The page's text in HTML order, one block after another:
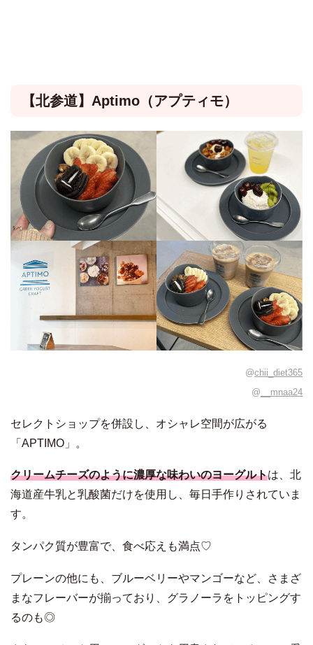
【北参道】Aptimo（アプティモ）
@chii_diet365
@ __mnaa24
セレクトショップを併設し、オシャレ空間が広がる
「APTIMO」。
クリームチーズのように濃厚な味わいのヨーグルトは、北
海道産牛乳と乳酸菌だけを使用し、毎日手作りされていま
す。
タンパク質が豊富で、食べ応えも満点♡
プレーンの他にも、ブルーベリーやマンゴーなど、さまざ
まなフレーバーが揃っており、グラノーラをトッピングす
るのも◎